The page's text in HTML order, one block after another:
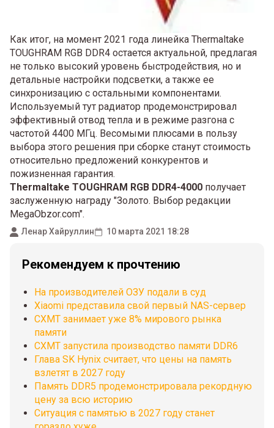
Как итог, на момент 2021 года линейка Thermaltake
TOUGHRAM RGB DDR4 остается актуальной, предлагая
не только высокий уровень быстродействия, но и
детальные настройки подсветки, а также ее
синхронизацию с остальными компонентами.
Используемый тут радиатор продемонстрировал
эффективный отвод тепла и в режиме разгона с
частотой 4400 МГц. Весомыми плюсами в пользу
выбора этого решения при сборке станут стоимость
относительно предложений конкурентов и
пожизненная гарантия.
Thermaltake TOUGHRAM RGB DDR4-4000 получает
заслуженную награду "Золото. Выбор редакции
MegaObzor.com".
Ленар Хайруллин 10 марта 2021 18:28
Рекомендуем к прочтению
На производителей ОЗУ подали в суд
Xiaomi представила свой первый NAS-сервер
CXMT занимает уже 8% мирового рынка
памяти
CXMT запустила производство памяти DDR6
Глава SK Hynix считает, что цены на память
взлетят в 2027 году
Память DDR5 продемонстрировала рекордную
цену за всю историю
Ситуация с памятью в 2027 году станет